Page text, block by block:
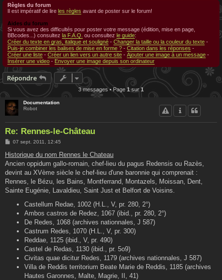
Règles du forum
Il est impératif de lire les règles avant de poster sur le forum!
Aides du forum
Si vous avez des difficultés pour poster votre message (édition, mise en page,
BBcodes...) consultez la F.A.Q. ou consultez le guide:
Créer du texte en gras, italique et souligné - Changer la taille ou la couleur du texte -
Puis-je combiner les balises de mise en forme ? - Citation dans les réponses -
Créer une liste - Créer un lien vers un autre site - Ajouter une image à un message -
Insérer une video - Envoyer une image depuis son ordinateur
Répondre
3 messages • Page1sur1
Documentation
Robot
Re: Rennes-le-Château
M
s
s
a
g
07 sept. 2011, 12:45
Historique du nom Rennes le Chateau
Ancien oppidum gallo-romain, chef-lieu du pagus Redensis ou Razès,
devint au XVème siècle le chef-lieu d'une baronnie qui comprenait :
Rennes, le Bézu, les Bains, Montferrand, Montazels, Moissan, Dent,
Sainte Eugénie, Lavaldieu, Saint Just et Belfort de Voisins.
Castellum Redae, 1002 (H.L., V, pr. 280, 2°)
Ambos castros de Redez, 1067 (ibid., pr. 280, 2°)
De Redes, 1068 (archives nationnales, J 587)
Castrum Redes, 1070 (H.L., V, pr. 300)
Reddae, 1125 (ibid., V, pr. 490)
Castel de Redas, 1130 (ibid., pr. 5o9)
Civitas quae dicitur Redes, 1179 (archives nationnales, J 587)
Villa de Reddis territorium Beate Marie de Reddis, 1185 (archives
Hautes Garonnes, Malte, Magrie, II, 41)